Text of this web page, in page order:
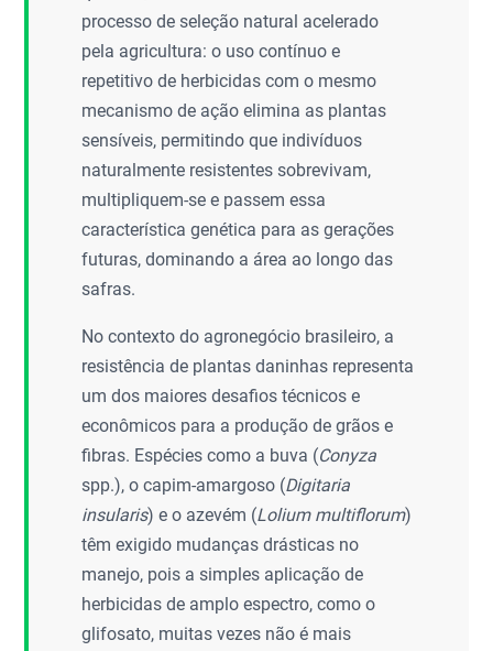
processo de seleção natural acelerado
pela agricultura: o uso contínuo e
repetitivo de herbicidas com o mesmo
mecanismo de ação elimina as plantas
sensíveis, permitindo que indivíduos
naturalmente resistentes sobrevivam,
multipliquem-se e passem essa
característica genética para as gerações
futuras, dominando a área ao longo das
safras.
No contexto do agronegócio brasileiro, a
resistência de plantas daninhas representa
um dos maiores desafios técnicos e
econômicos para a produção de grãos e
fibras. Espécies como a buva (Conyza
spp.), o capim-amargoso (Digitaria
insularis) e o azevém (Lolium multiflorum)
têm exigido mudanças drásticas no
manejo, pois a simples aplicação de
herbicidas de amplo espectro, como o
glifosato, muitas vezes não é mais